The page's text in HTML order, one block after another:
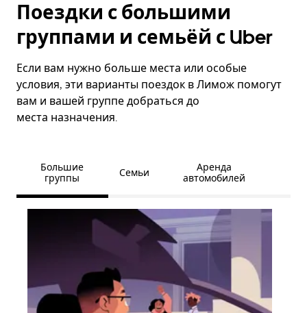
Поездки с большими
группами и семьёй с Uber
Если вам нужно больше места или особые
условия, эти варианты поездок в Лимож помогут
вам и вашей группе добраться до
места назначения.
Большие
группы
Семьи
Аренда
автомобилей